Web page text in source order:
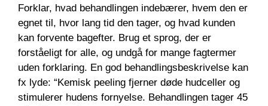
Forklar, hvad behandlingen indebærer, hvem den er
egnet til, hvor lang tid den tager, og hvad kunden
kan forvente bagefter. Brug et sprog, der er
forståeligt for alle, og undgå for mange fagtermer
uden forklaring. En god behandlingsbeskrivelse kan
fx lyde: “Kemisk peeling fjerner døde hudceller og
stimulerer hudens fornyelse. Behandlingen tager 45